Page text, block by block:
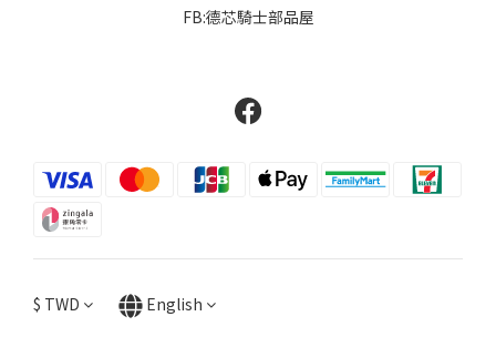
FB:德芯騎士部品屋
$ TWD English